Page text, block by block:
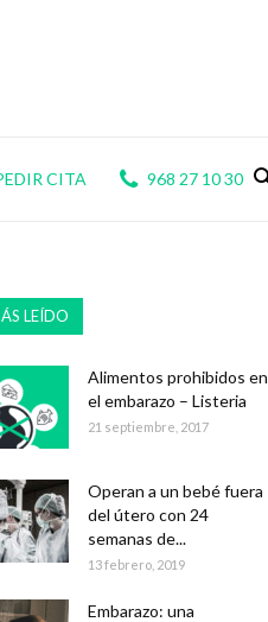
CITA 968 27 10 30
LEÍDO
Alimentos prohibidos en
el embarazo – Listeria
21 septiembre, 2017
Operan a un bebé fuera
del útero con 24
semanas de...
13 febrero, 2019
Embarazo: una